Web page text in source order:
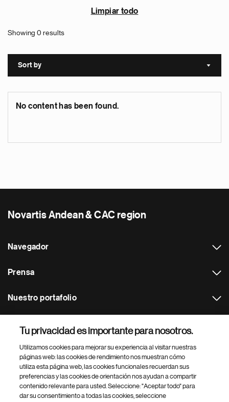
Limpiar todo
Showing 0 results
Sort by Sort
No content has been found.
Novartis Andean & CAC region
Navegador
Prensa
Nuestro portafolio
Footer Site Search
Tu privacidad es importante para nosotros.
Utilizamos cookies para mejorar su experiencia al visitar nuestras
páginas web: las cookies de rendimiento nos muestran cómo
utiliza esta página web, las cookies funcionales recuerdan sus
preferencias y las cookies de orientación nos ayudan a compartir
contenido relevante para usted. Seleccione: "Aceptar todo" para
dar su consentimiento a todas las cookies, seleccione